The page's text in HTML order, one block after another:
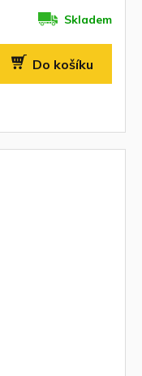
Skladem
Do košíku